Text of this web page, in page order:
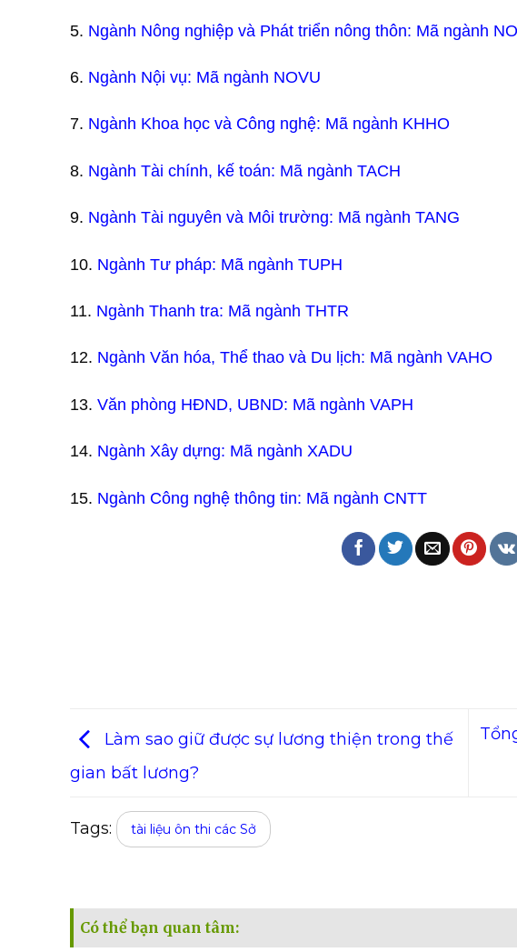
5. Ngành Nông nghiệp và Phát triển nông thôn: Mã ngành
6. Ngành Nội vụ: Mã ngành NOVU​
7. Ngành Khoa học và Công nghệ: Mã ngành KHHO​
8. Ngành Tài chính, kế toán: Mã ngành TACH​
9. Ngành Tài nguyên và Môi trường: Mã ngành TANG​
10. Ngành Tư pháp: Mã ngành TUPH​
11. Ngành Thanh tra: Mã ngành THTR​
12. Ngành Văn hóa, Thể thao và Du lịch: Mã ngành VAHO​
13. Văn phòng HĐND, UBND: Mã ngành VAPH​
14. Ngành Xây dựng: Mã ngành XADU​
15. Ngành Công nghệ thông tin: Mã ngành CNTT​
Làm sao giữ được sự lương thiện trong thế
gian bất lương?
Tags: tài liệu ôn thi các Sở
Có thể bạn quan tâm: